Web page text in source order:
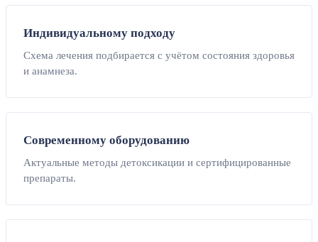
Индивидуальному подходу
Схема лечения подбирается с учётом состояния здоровья
и анамнеза.
Современному оборудованию
Актуальные методы детоксикации и сертифицированные
препараты.